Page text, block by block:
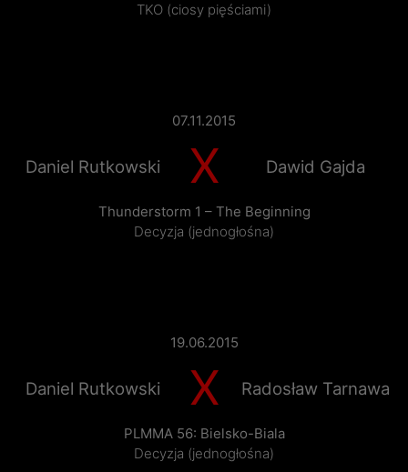
TKO (ciosy pięściami)
07.11.2015
Daniel Rutkowski X Dawid Gajda
Thunderstorm 1 – The Beginning
Decyzja (jednogłośna)
19.06.2015
Daniel Rutkowski X Radosław Tarnawa
PLMMA 56: Bielsko-Biala
Decyzja (jednogłośna)